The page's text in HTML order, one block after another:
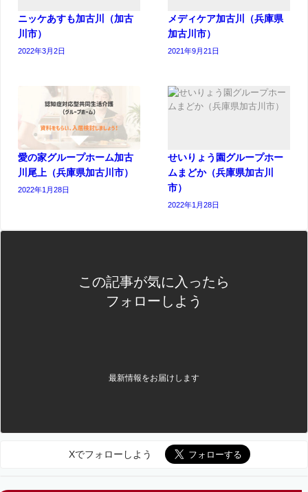
ニッケあすも加古川（加古
川市）
2022年3月2日
メディケア加古川（兵庫県
加古川市）
2021年9月21日
愛の家グループホーム加古
川尾上（兵庫県加古川市）
2022年1月28日
せいりょう園グループホー
ムまどか（兵庫県加古川
市）
2022年1月28日
この記事が気に入ったら
フォローしよう
最新情報をお届けします
Xでフォローしよう